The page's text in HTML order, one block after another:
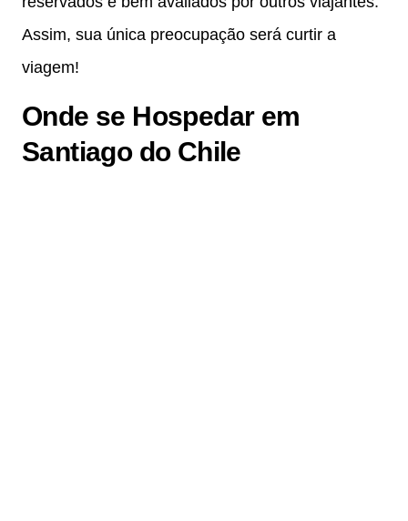
Assim, sua única preocupação será curtir a
viagem!
Onde se Hospedar em
Santiago do Chile